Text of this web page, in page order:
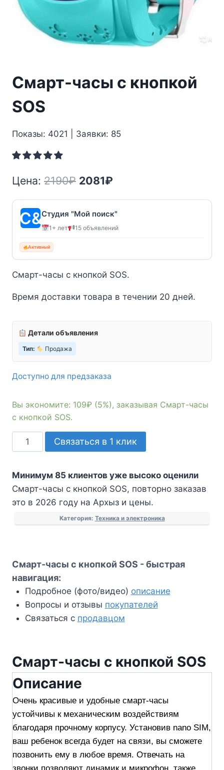
Смарт-часы с кнопкой
SOS
Показы: 4021 | Заявки: 85
Цена: 2190₽ Первоначальная
цена
составляла
2190₽.
2081₽
цена:
2081₽.
Студия "Мой поиск"
1+ лет 15 объявлений
Активный
Смарт-часы с кнопкой SOS.
Время доставки товара в течении 20 дней.
Детали объявления
Тип: Продажа
Доступно для предзаказа
Вы экономите: 109₽ (5%), заказывая Смарт-часы
с кнопкой SOS.
Количество
товара
часы
с
кнопкой
Связаться в 1 клик
Минимум 85 клиентов уже высоко оценили
Смарт-часы с кнопкой SOS, повторно заказав
это в 2026 году на Архыз и цены.
Категория: Техника и электроника
Смарт-часы с кнопкой SOS - быстрая
навигация:
Подробное (фото/видео) описание
Вопросы и отзывы покупателей
Связаться с продавцом
Смарт-часы с кнопкой SOS
Описание
Очень красивые и удобные смарт-часы
устойчивы к механическим воздействиям
благодаря прочному корпусу. Установив nano SIM,
ваш ребенок всегда будет на связи, вы сможете
позвонить ему в любое время. Отвечать на